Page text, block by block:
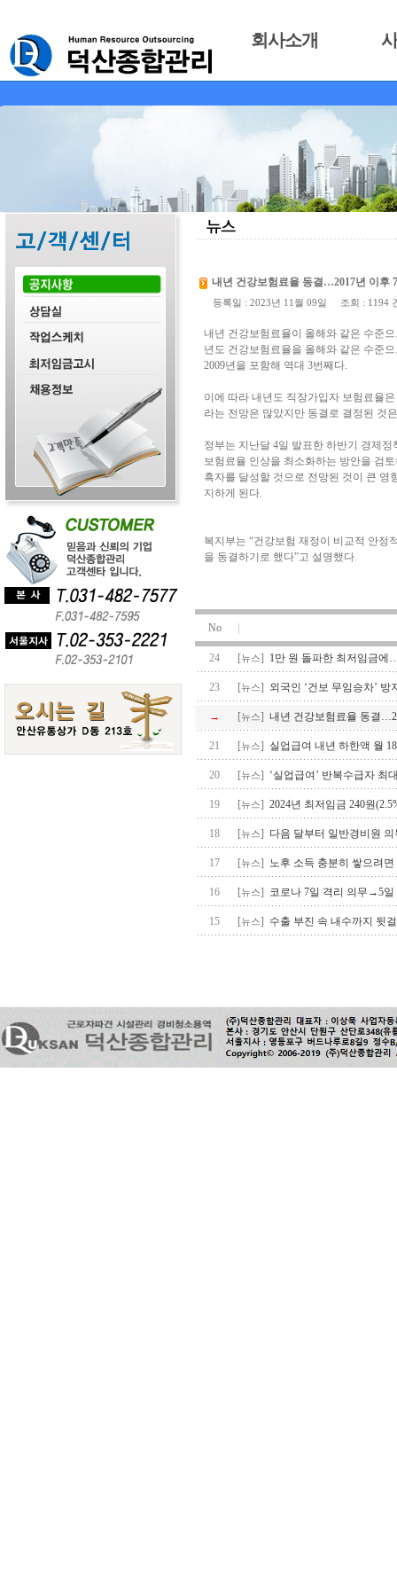
회사소개
내년 건강보험료율 동결…2017년 이후
등록일 : 2023년 11월 09일 조회 : 1194
내년 건강보험료율이 올해와 같은 수준
년도 건강보험료율을 올해와 같은 수준
2009년을 포함해 역대 3번째다.
이에 따라 내년도 직장가입자 보험료율
라는 전망은 많았지만 동결로 결정된 것
정부는 지난달 4일 발표한 하반기 경제
보험료율 인상을 최소화하는 방안을 검
흑자를 달성할 것으로 전망된 것이 큰 영
지하게 된다.
복지부는 “건강보험 재정이 비교적 안정
을 동결하기로 했다”고 설명했다.
No
24 [뉴스] 1만 원 돌파한 최저임금에
23 [뉴스] 외국인 ‘건보 무임승차’
→ [뉴스] 내년 건강보험료율 동결
21 [뉴스] 실업급여 내년 하한액 월
20 [뉴스] ‘실업급여’ 반복수급자 최
19 [뉴스] 2024년 최저임금 240원
18 [뉴스] 다음 달부터 일반경비원
17 [뉴스] 노후 소득 충분히 쌓으려
16 [뉴스] 코로나 7일 격리 의무→5
15 [뉴스] 수출 부진 속 내수까지 뒷